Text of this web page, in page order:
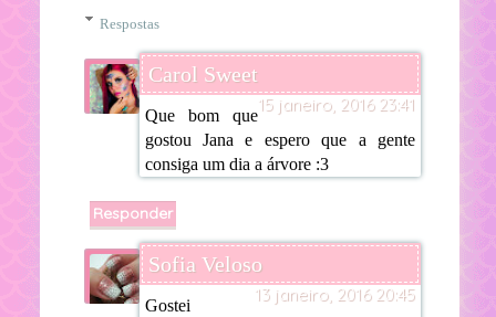
Respostas
Carol Sweet
15 janeiro, 2016 23:41
Que bom que
gostou Jana e espero que a gente
consiga um dia a árvore :3
Responder
Sofia Veloso
13 janeiro, 2016 20:45
Gostei